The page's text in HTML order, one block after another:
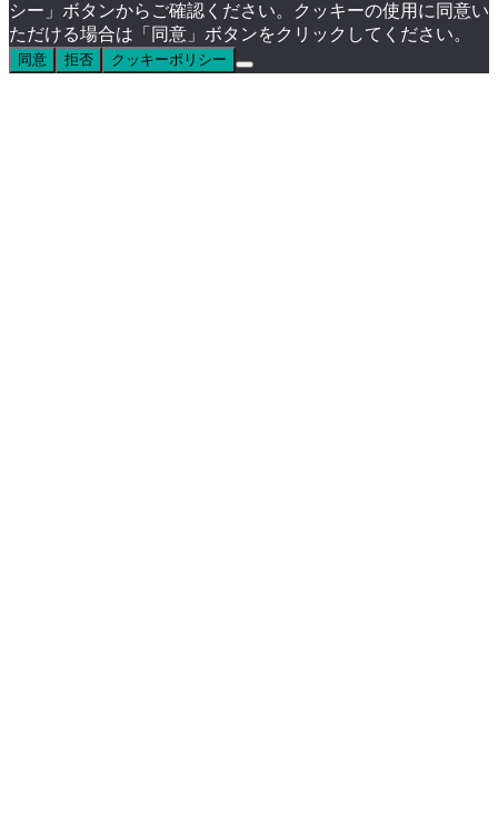
シー」ボタンからご確認ください。クッキーの使用に同意い
ただける場合は「同意」ボタンをクリックしてください。
同意 拒否 クッキーポリシー